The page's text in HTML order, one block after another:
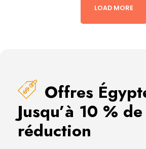
LOAD MORE
Offres
Jusqu’à 10 % de
réduction